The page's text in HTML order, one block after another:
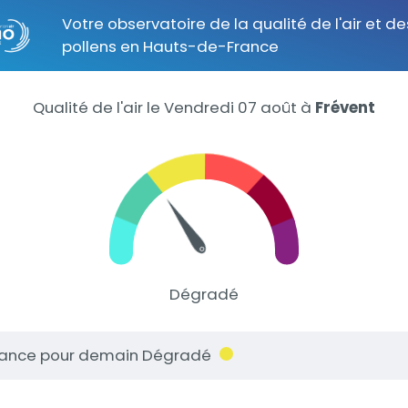
Votre observatoire de la qualité de l'air et
pollens en Hauts-de-France
Qualité de l'air le Vendredi 07 août à Frévent
Dégradé
pour demain Dégradé